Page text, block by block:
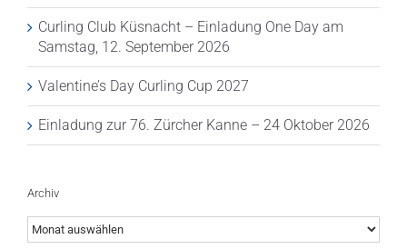
Curling Club Küsnacht – Einladung One Day am
Samstag, 12. September 2026
Valentine’s Day Curling Cup 2027
Einladung zur 76. Zürcher Kanne – 24 Oktober 2026
Archiv
Archiv